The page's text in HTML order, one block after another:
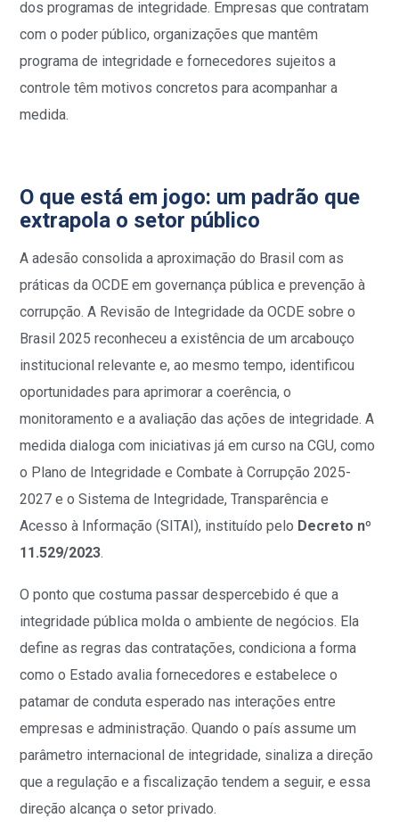
dos programas de integridade. Empresas que contratam
com o poder público, organizações que mantêm
programa de integridade e fornecedores sujeitos a
controle têm motivos concretos para acompanhar a
medida.
O que está em jogo: um padrão que
extrapola o setor público
A adesão consolida a aproximação do Brasil com as
práticas da OCDE em governança pública e prevenção à
corrupção. A Revisão de Integridade da OCDE sobre o
Brasil 2025 reconheceu a existência de um arcabouço
institucional relevante e, ao mesmo tempo, identificou
oportunidades para aprimorar a coerência, o
monitoramento e a avaliação das ações de integridade. A
medida dialoga com iniciativas já em curso na CGU, como
o Plano de Integridade e Combate à Corrupção 2025-
2027 e o Sistema de Integridade, Transparência e
Acesso à Informação (SITAI), instituído pelo Decreto nº
11.529/2023.
O ponto que costuma passar despercebido é que a
integridade pública molda o ambiente de negócios. Ela
define as regras das contratações, condiciona a forma
como o Estado avalia fornecedores e estabelece o
patamar de conduta esperado nas interações entre
empresas e administração. Quando o país assume um
parâmetro internacional de integridade, sinaliza a direção
que a regulação e a fiscalização tendem a seguir, e essa
direção alcança o setor privado.